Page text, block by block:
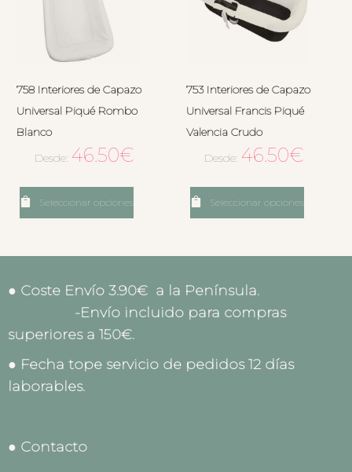
758 Interiores de Capazo
Universal Piqué Rombo
Blanco
Desde: 46.50€
Seleccionar opciones
753 Interiores de Capazo
Universal Francis Piqué
Valencia Crudo
Desde: 46.50€
Seleccionar opciones
● Coste Envío 3.90€ a la Península.
-Envío incluido para compras
superiores a 150€.
● Fecha tope servicio de pedidos 12 días
laborables.
● Contacto